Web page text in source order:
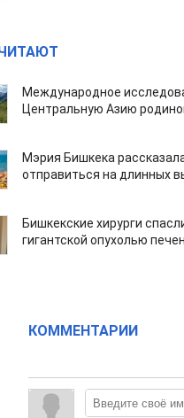
Международное
Центральную Азию
Мэрия Бишкека
отправиться на длинных
Бишкекские хирурги
гигантской опухолью
КОММЕНТАРИИ